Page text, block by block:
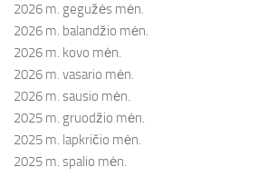
2026 m. gegužės mėn.
2026 m. balandžio mėn.
2026 m. kovo mėn.
2026 m. vasario mėn.
2026 m. sausio mėn.
2025 m. gruodžio mėn.
2025 m. lapkričio mėn.
2025 m. spalio mėn.